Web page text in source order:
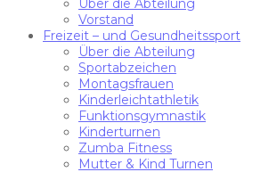
Über die Abteilung
Vorstand
Freizeit – und Gesundheitssport
Über die Abteilung
Sportabzeichen
Montagsfrauen
Kinderleichtathletik
Funktionsgymnastik
Kinderturnen
Zumba Fitness
Mutter & Kind Turnen